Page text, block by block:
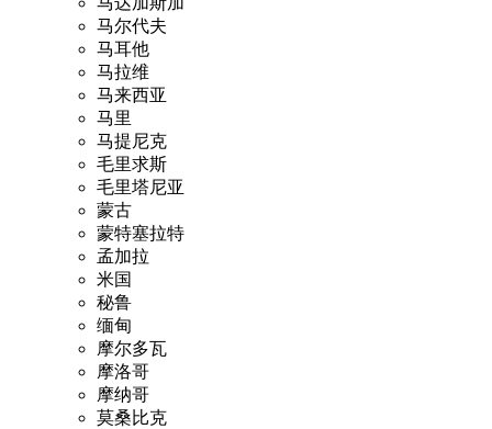
马尔代夫
马耳他
马拉维
马来西亚
马里
马提尼克
毛里求斯
毛里塔尼亚
蒙古
蒙特塞拉特
孟加拉
米国
秘鲁
缅甸
摩尔多瓦
摩洛哥
摩纳哥
莫桑比克